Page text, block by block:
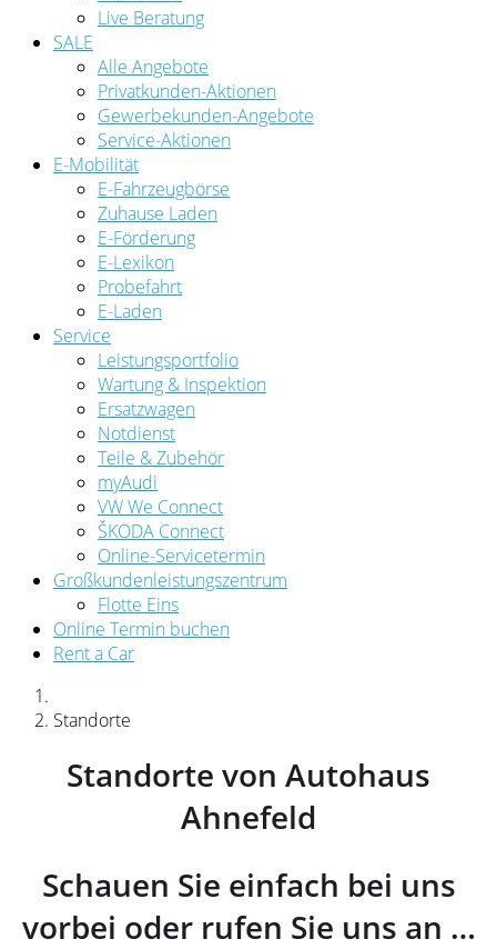
Live Beratung
SALE
Alle Angebote
Privatkunden-Aktionen
Gewerbekunden-Angebote
Service-Aktionen
E-Mobilität
E-Fahrzeugbörse
Zuhause Laden
E-Förderung
E-Lexikon
Probefahrt
E-Laden
Service
Leistungsportfolio
Wartung & Inspektion
Ersatzwagen
Notdienst
Teile & Zubehör
myAudi
VW We Connect
ŠKODA Connect
Online-Servicetermin
Großkundenleistungszentrum
Flotte Eins
Online Termin buchen
Rent a Car
Standorte
Standorte von Autohaus
Ahnefeld
Schauen Sie einfach bei uns
vorbei oder rufen Sie uns an …